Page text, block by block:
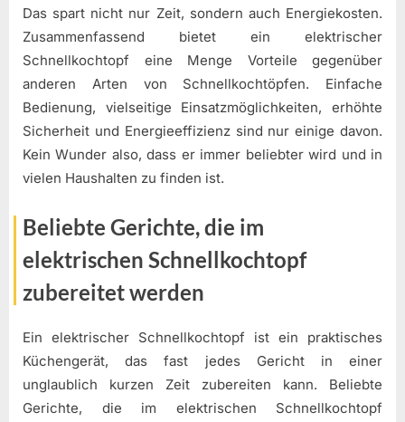
Das spart nicht nur Zeit, sondern auch Energiekosten.
Zusammenfassend bietet ein elektrischer
Schnellkochtopf eine Menge Vorteile gegenüber
anderen Arten von Schnellkochtöpfen. Einfache
Bedienung, vielseitige Einsatzmöglichkeiten, erhöhte
Sicherheit und Energieeffizienz sind nur einige davon.
Kein Wunder also, dass er immer beliebter wird und in
vielen Haushalten zu finden ist.
Beliebte Gerichte, die im
elektrischen Schnellkochtopf
zubereitet werden
Ein elektrischer Schnellkochtopf ist ein praktisches
Küchengerät, das fast jedes Gericht in einer
unglaublich kurzen Zeit zubereiten kann. Beliebte
Gerichte, die im elektrischen Schnellkochtopf